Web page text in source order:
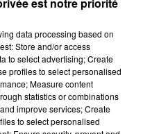
reportées seront
correspondantes en
de billets pour
détentrices de billets
ne peuvent plus se
invitées à se
avant vendredi 26
data processing based on
Store and/or access
to select advertising; Create
profiles to select personalised
Measure content
statistics or combinations
improve services; Create
to select personalised